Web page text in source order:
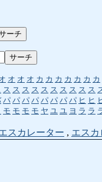
オ オ オ カ カ カ カ カ カ カ
ス ス ス ス ス ス ス ス ス ス
パ パ パ パ パ パ パ パ ヒ ヒ
モ モ モ モ ヤ ユ ユ ヨ ラ ラ
スカレーター , エス